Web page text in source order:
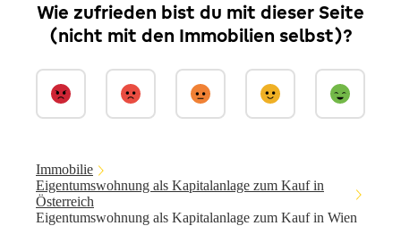
Wie zufrieden bist du mit dieser Seite
(nicht mit den Immobilien selbst)?
Immobilie
Eigentumswohnung als Kapitalanlage zum Kauf in
Österreich
Eigentumswohnung als Kapitalanlage zum Kauf in Wien